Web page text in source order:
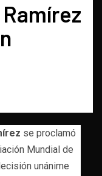
se proclamó
Mundial de
unánime